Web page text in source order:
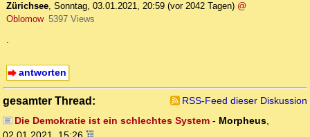
Zürichsee, Sonntag, 03.01.2021, 20:59 (vor 2042 Tagen) @
Oblomow 5397 Views
.
antworten
gesamter Thread:
RSS-Feed dieser Diskussion
Die Demokratie ist ein schlechtes System- Morpheus,